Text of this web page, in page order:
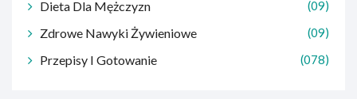
Dieta Dla Mężczyzn (09)
Zdrowe Nawyki Żywieniowe (09)
Przepisy I Gotowanie (078)